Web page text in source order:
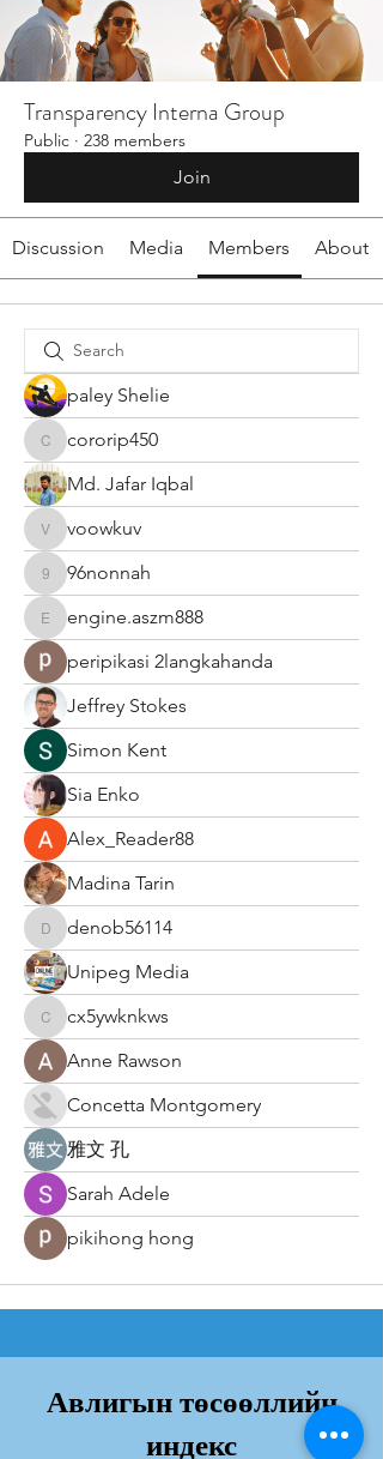
Transparency Interna Group
Public · 238 members
Join
Discussion Media Members About
paley Shelie
cororip450
cororip450
Md. Jafar Iqbal
voowkuv
voowkuv
96nonnah
96nonnah
engine.aszm888
engine.aszm888
peripikasi 2langkahanda
Jeffrey Stokes
Simon Kent
Sia Enko
Alex_Reader88
Madina Tarin
denob56114
denob56114
Unipeg Media
cx5ywknkws
cx5ywknkws
Anne Rawson
Concetta Montgomery
雅文 孔
Sarah Adele
pikihong hong
Авлигын төсөөллийн
индекс